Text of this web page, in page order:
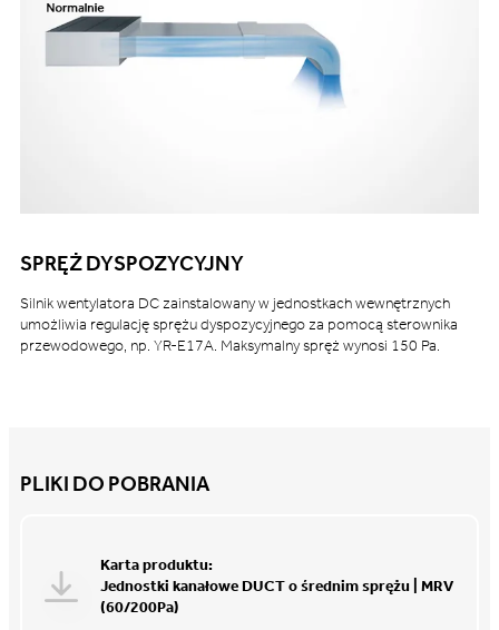
SPRĘŻ DYSPOZYCYJNY
Silnik wentylatora DC zainstalowany w jednostkach wewnętrznych
umożliwia regulację sprężu dyspozycyjnego za pomocą sterownika
przewodowego, np. YR-E17A. Maksymalny spręż wynosi 150 Pa.
PLIKI DO POBRANIA
Karta produktu:
Jednostki kanałowe DUCT o średnim sprężu | MRV
(60/200Pa)